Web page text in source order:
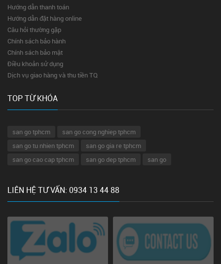
Hướng dẫn thanh toán
Hướng dẫn đặt hàng online
Câu hỏi thường gặp
Chính sách bảo hành
Chính sách bảo mật
Điều khoản sử dụng
Dịch vụ giao hàng và thu tiền TQ
TOP TỪ KHÓA
san go tphcm
san go cong nghiep tphcm
san go tu nhien tphcm
san go gia re tphcm
san go cao cap tphcm
san go dep tphcm san go
LIÊN HỆ TƯ VẤN: 0934 13 44 88